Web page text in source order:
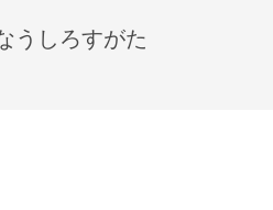
うしろすがた